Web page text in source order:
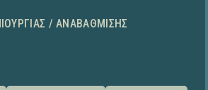
/ ΑΝΑΒΆΘΜΙΣΗΣ